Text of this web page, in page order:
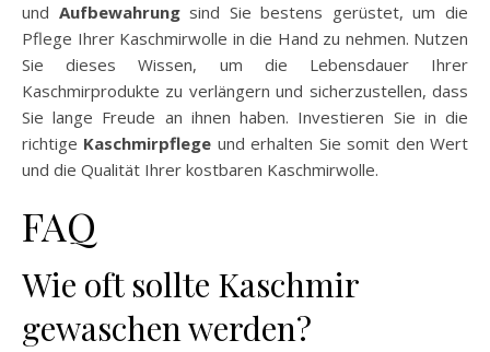
und Aufbewahrungsind Sie bestens gerüstet, um die
Pflege Ihrer Kaschmirwolle in die Hand zu nehmen. Nutzen
Sie dieses Wissen, um die Lebensdauer Ihrer
Kaschmirprodukte zu verlängern und sicherzustellen, dass
Sie lange Freude an ihnen haben. Investieren Sie in die
richtige Kaschmirpflege und erhalten Sie somit den Wert
und die Qualität Ihrer kostbaren Kaschmirwolle.
FAQ
Wie oft sollte Kaschmir
gewaschen werden?